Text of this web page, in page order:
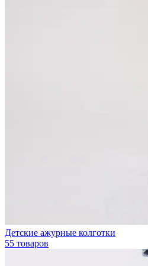
Детские ажурные колготки
55 товаров